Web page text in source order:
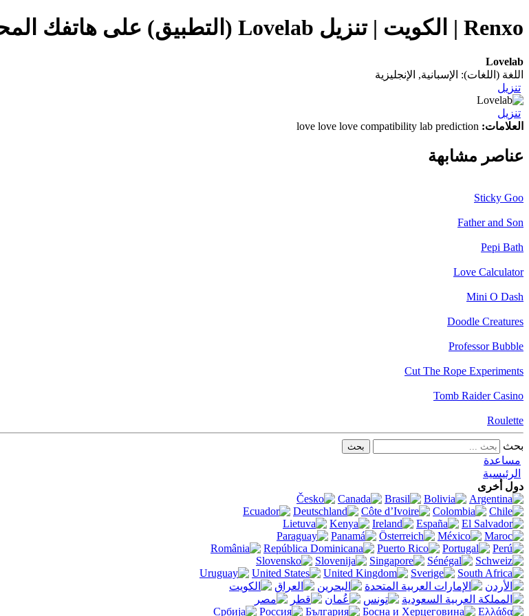
Renxo | الكويت | تنزيل Lovelab (التطبيق) على هاتفك المحمول
Lovelab
اللغة (اللغات): الإسبانية, الإنجليزية
تنزيل
تنزيل
العلامات:
عناصر مشابهة
Sticky Goo
Father and Son
Pepi Bath
Love Calculator
Mini O Dash
Doodle Creatures
Professor Bubble
Cut The Rope Experiments
Tomb Raider Casino
Roulette
بحث
مساعدة
الرئيسية
دول أخرى